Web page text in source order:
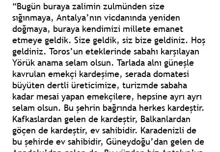
“Bugün buraya zalimin zulmünden size
sığınmaya, Antalya’nın vicdanında yeniden
doğmaya, buraya kendimizi millete emanet
etmeye geldik. Size geldik, siz bize geldiniz. Hoş
geldiniz. Toros’un eteklerinde sabahı karşılayan
Yörük anama selam olsun. Tarlada alnı güneşle
kavrulan emekçi kardeşime, serada domatesi
büyüten dertli üreticimize, turizmde sabaha
kadar mesai yapan emekçilere, hepsine ayrı ayrı
selam olsun. Bu şehrin bağrında herkes kardeştir.
Kafkaslardan gelen de kardeştir, Balkanlardan
göçen de kardeştir, ev sahibidir. Karadenizli de
bu şehirde ev sahibidir, Güneydoğu’dan gelen de